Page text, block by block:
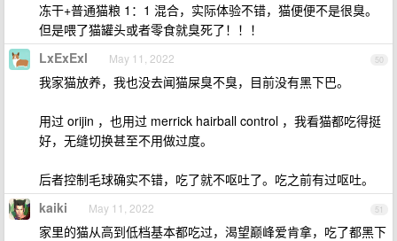
冻干+普通猫粮 1：1 混合，实际体验不错，猫便便不是很臭。
但是喂了猫罐头或者零食就臭死了！！！
50
LxExExl May 11, 2022
我家猫放养，我也没去闻猫屎臭不臭，目前没有黑下巴。
用过 orijin ，也用过 merrick hairball control ，我看猫都吃得挺
好，无缝切换甚至不用做过度。
后者控制毛球确实不错，吃了就不呕吐了。吃之前有过呕吐。
51
kaiki May 11, 2022
家里的猫从高到低档基本都吃过，渴望巅峰爱肯拿，吃了都黑下